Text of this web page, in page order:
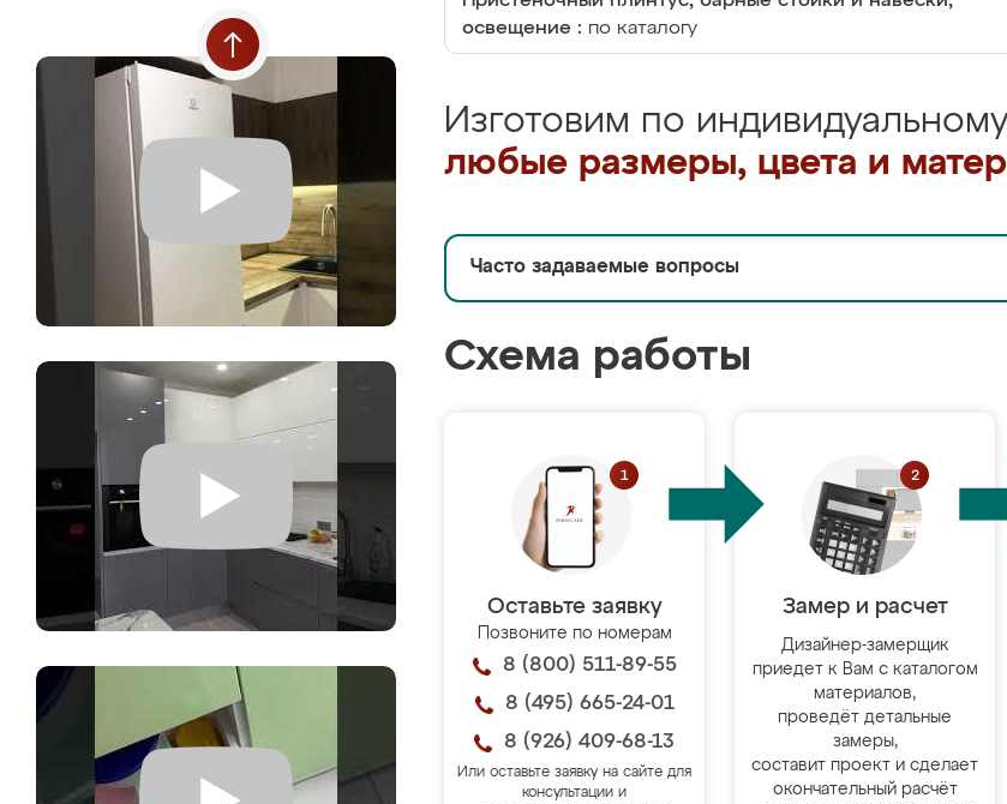
освещение : по каталогу
Изготовим по
любые размеры, цвета и
Часто задаваемые вопросы
Схема работы
Оставьте заявку
Позвоните по номерам
8 (800) 511-89-55
8 (495) 665-24-01
8 (926) 409-68-13
Или оставьте заявку на сайте для
консультации и
Замер и расчет
Дизайнер-замерщик
приедет к Вам с каталогом
материалов,
проведёт детальные
замеры,
составит проект и сделает
окончательный расчёт